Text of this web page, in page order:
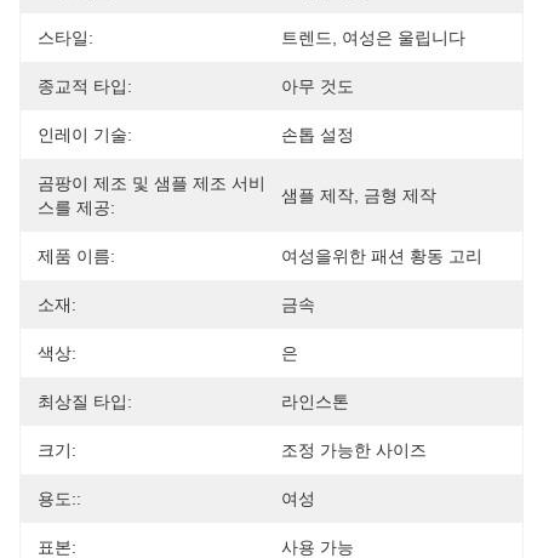
스타일: 트렌드, 여성은 울립니다
종교적 타입: 아무 것도
인레이 기술: 손톱 설정
곰팡이 제조 및 샘플 제조 서비
스를 제공:
샘플 제작, 금형 제작
제품 이름: 여성을위한 패션 황동 고리
소재: 금속
색상: 은
최상질 타입: 라인스톤
크기: 조정 가능한 사이즈
용도:: 여성
표본: 사용 가능